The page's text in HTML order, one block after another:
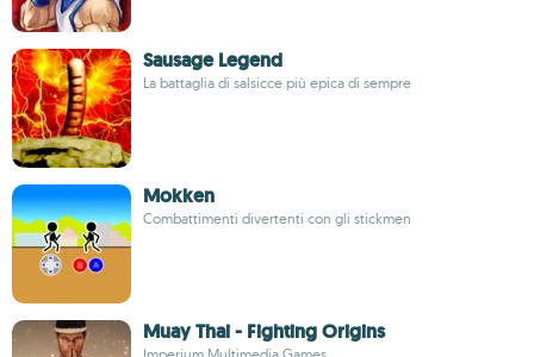
Sausage Legend
La battaglia di salsicce più epica di sempre
Mokken
Combattimenti divertenti con gli stickmen
Muay Thai - Fighting Origins